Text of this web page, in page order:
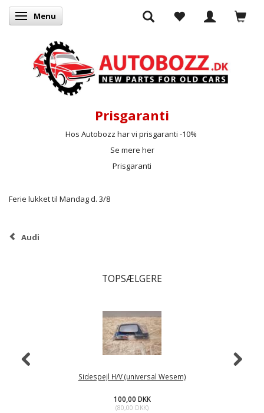
Skifte navigation
Menu
Prisgaranti
Hos Autobozz har vi prisgaranti -10%
Se mere her
Prisgaranti
Ferie lukket til Mandag d. 3/8
Audi
TOPSÆLGERE
Sidespejl H/V (universal Wesem)
100,00 DKK
(80,00 DKK)